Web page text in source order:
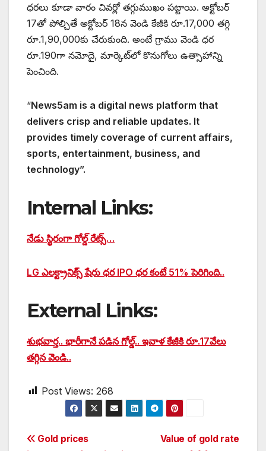
ధరలు కూడా వారం చివర్లో తగ్గుముఖం పట్టాయి. అక్టోబర్
17తో పోల్చితే అక్టోబర్ 18న వెండి కేజీకి రూ.17,000 తగ్గి
రూ.1,90,000కు చేరుకుంది. అంటే గ్రాము వెండి ధర
రూ.190గా నమోదై, మార్కెట్‌లో కొనుగోలు ఉత్సాహాన్ని
పెంచింది.
“News5am is a digital news platform that
delivers crisp and reliable updates. It
provides timely coverage of current affairs,
sports, entertainment, business, and
technology”.
Internal Links:
నేడు స్థిరంగా గోల్డ్ రేట్స్…
LG ఎలక్ట్రానిక్స్ షేరు ధర IPO ధర కంటే 51% పెరిగింది..
External Links:
శుభవార్త.. భారీగానే పడిన గోల్డ్.. ఇవాళ కేజీకి రూ.17వేలు
తగ్గిన వెండి..
Post Views: 268
Post
Value of gold rate
Gold prices